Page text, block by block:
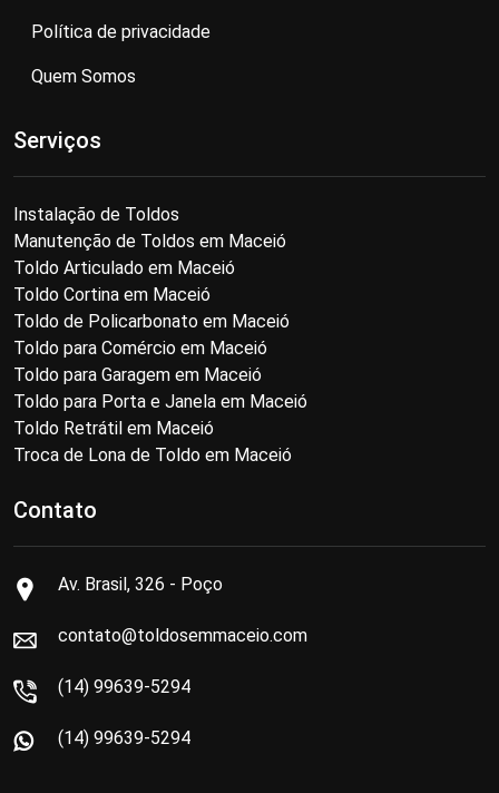
Política de privacidade
Quem Somos
Serviços
Instalação de Toldos
Manutenção de Toldos em Maceió
Toldo Articulado em Maceió
Toldo Cortina em Maceió
Toldo de Policarbonato em Maceió
Toldo para Comércio em Maceió
Toldo para Garagem em Maceió
Toldo para Porta e Janela em Maceió
Toldo Retrátil em Maceió
Troca de Lona de Toldo em Maceió
Contato
Av. Brasil, 326 - Poço
contato@toldosemmaceio.com
(14) 99639-5294
(14) 99639-5294